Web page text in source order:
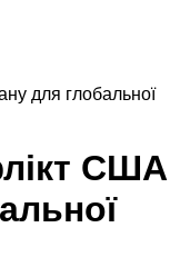
для глобальної
США